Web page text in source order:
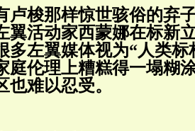
卢梭那样惊世骇俗的弃
翼活动家西蒙娜在标新
多左翼媒体视为“人类标
庭伦理上糟糕得一塌糊
难以忍受。